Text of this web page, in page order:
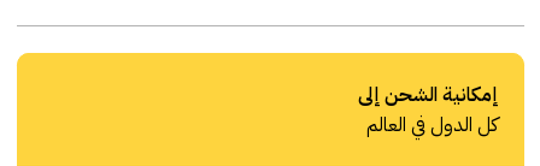
إمكانية الشحن إلى
كل الدول في العالم